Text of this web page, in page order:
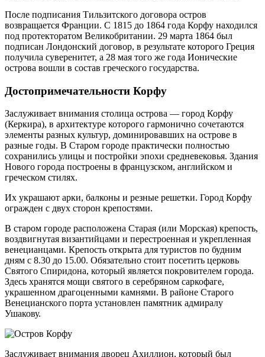
После подписания Тильзитского договора остров
возвращается Франции. С 1815 до 1864 года Корфу находился
под протекторатом Великобритании. 29 марта 1864 был
подписан Лондонский договор, в результате которого Греция
получила суверенитет, а 28 мая того же года Ионические
острова вошли в состав греческого государства.
Достопримечательности Корфу
Заслуживает внимания столица острова — город Корфу
(Керкира), в архитектуре которого гармонично сочетаются
элементы разных культур, доминировавших на острове в
разные годы. В Старом городе практически полностью
сохранились улицы и постройки эпохи средневековья. Здания
Нового города построены в французском, английском и
греческом стилях.
Их украшают арки, балконы и резные решетки. Город Корфу
огражден с двух сторон крепостями.
В старом городе расположена Старая (или Морская) крепость,
воздвигнутая византийцами и перестроенная и укрепленная
венецианцами. Крепость открыта для туристов по будним
дням с 8.30 до 15.00. Обязательно стоит посетить церковь
Святого Спиридона, который является покровителем города.
Здесь хранятся мощи святого в серебряном саркофаге,
украшенном драгоценными камнями. В районе Старого
Венецианского порта установлен памятник адмиралу
Ушакову.
Заслуживает внимания дворец Ахиллион, который был